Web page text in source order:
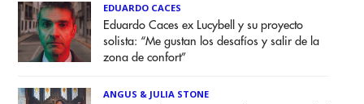
EDUARDO CACES
Eduardo Caces ex Lucybell y su proyecto
solista: “Me gustan los desafíos y salir de la
zona de confort”
ANGUS & JULIA STONE